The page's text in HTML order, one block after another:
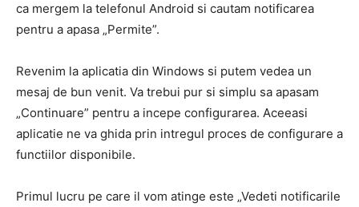
ca mergem la telefonul Android si cautam notificarea
pentru a apasa „Permite”.
Revenim la aplicatia din Windows si putem vedea un
mesaj de bun venit. Va trebui pur si simplu sa apasam
„Continuare” pentru a incepe configurarea. Aceeasi
aplicatie ne va ghida prin intregul proces de configurare a
functiilor disponibile.
Primul lucru pe care il vom atinge este „Vedeti notificarile